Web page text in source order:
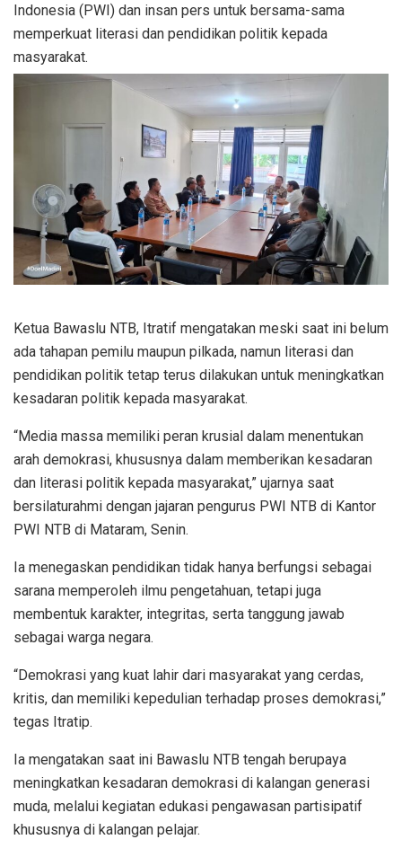
Indonesia (PWI) dan insan pers untuk bersama-sama
memperkuat literasi dan pendidikan politik kepada
masyarakat.
Ketua Bawaslu NTB, Itratif mengatakan meski saat ini belum
ada tahapan pemilu maupun pilkada, namun literasi dan
pendidikan politik tetap terus dilakukan untuk meningkatkan
kesadaran politik kepada masyarakat.
“Media massa memiliki peran krusial dalam menentukan
arah demokrasi, khususnya dalam memberikan kesadaran
dan literasi politik kepada masyarakat,” ujarnya saat
bersilaturahmi dengan jajaran pengurus PWI NTB di Kantor
PWI NTB di Mataram, Senin.
Ia menegaskan pendidikan tidak hanya berfungsi sebagai
sarana memperoleh ilmu pengetahuan, tetapi juga
membentuk karakter, integritas, serta tanggung jawab
sebagai warga negara.
“Demokrasi yang kuat lahir dari masyarakat yang cerdas,
kritis, dan memiliki kepedulian terhadap proses demokrasi,”
tegas Itratip.
Ia mengatakan saat ini Bawaslu NTB tengah berupaya
meningkatkan kesadaran demokrasi di kalangan generasi
muda, melalui kegiatan edukasi pengawasan partisipatif
khususnya di kalangan pelajar.